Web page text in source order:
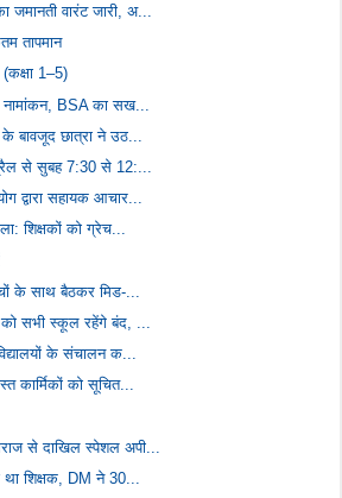
जमानती वारंट जारी, अ...
तापमान
1–5)
नामांकन, BSA का सख...
बावजूद छात्रा ने उठ...
से सुबह 7:30 से 12:...
द्वारा सहायक आचार...
शिक्षकों को ग्रेच...
के साथ बैठकर मिड-...
सभी स्कूल रहेंगे बंद, ...
के संचालन क...
कार्मिकों को सूचित...
से दाखिल स्पेशल अपी...
शिक्षक, DM ने 30...